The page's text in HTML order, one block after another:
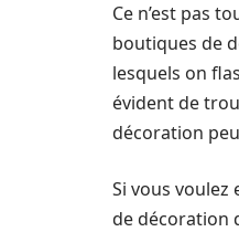
Ce n’est pas
boutiques de
lesquels on
évident de
décoration
Si vous
de décoration